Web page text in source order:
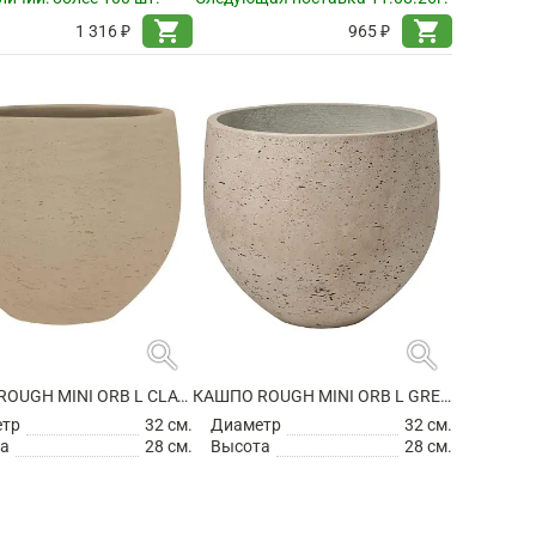
1 316 ₽
shopping_cart
965 ₽
shopping_cart
search
КАШПО ROUGH MINI ORB L CLAY WASHED
32 см.
28 см.
search
КАШПО ROUGH MINI ORB L GREY WASHED
Диаметр
32 см.
Высота
28 см.